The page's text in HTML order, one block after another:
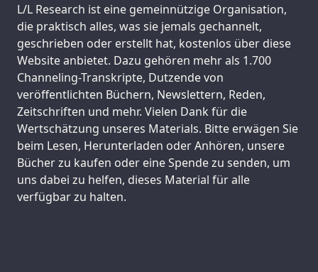
Support us:
L/L Research ist eine gemeinnützige Organisation,
die praktisch alles, was sie jemals gechannelt,
geschrieben oder erstellt hat, kostenlos über diese
Website anbietet. Dazu gehören mehr als 1.700
Channeling-Transkripte, Dutzende von
veröffentlichten Büchern, Newslettern, Reden,
Zeitschriften und mehr. Vielen Dank für die
Wertschätzung unseres Materials. Bitte erwägen Sie
beim Lesen, Herunterladen oder Anhören, unsere
Bücher zu kaufen oder eine Spende zu senden, um
uns dabei zu helfen, dieses Material für alle
verfügbar zu halten.